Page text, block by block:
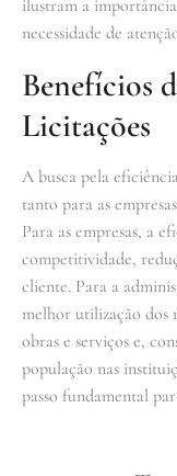
ilustram a
necessidade de
Benefícios
Licitações
A busca pela
tanto para as
Para as empresas, a
competitividade,
cliente. Para a
melhor utilização dos
obras e serviços e,
população nas
passo fundamental